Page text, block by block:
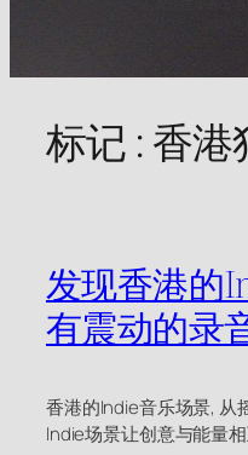
标记 :香港
发现香港的
有震动的录
香港的Indie音乐场景, 从
Indie场景让创意与能量